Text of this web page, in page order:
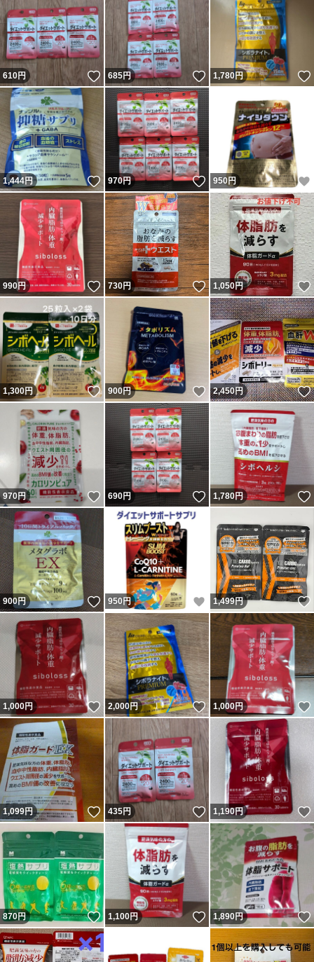
610円 いいね！
685円 いいね！
1,780円
1,444円 いいね！
970円 いいね！
950円
990円 いいね！
730円 いいね！
1,050円
1,300円 いいね！
900円 いいね！
2,450円
970円 いいね！
690円 いいね！
1,780円
900円 いいね！
950 円 いいね！
1,499円
1,000円 いいね！
2,000円 いいね！
1,000円
1,099円 いいね！
435円 いいね！
1,190円
870円 いいね！
1,100円 いいね！
1,890円